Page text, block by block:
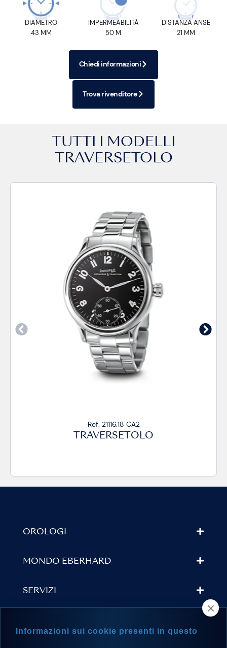
DIAMETRO
43 MM
IMPERMEABILITÀ
50 M
DISTANZA ANSE
21 MM
Chiedi informazioni
Trova rivenditore
TUTTI I MODELLI
TRAVERSETOLO
Ref. 21116.16 CP
TRAVERSETOLO
OROLOGI
MONDO EBERHARD
SERVIZI
Informazioni sui cookie presenti in questo